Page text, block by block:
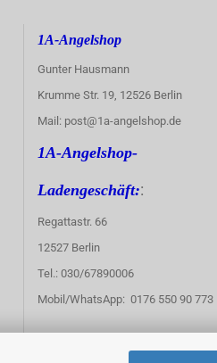
1A-Angelshop
Gunter Hausmann
Krumme Str. 19, 12526 Berlin
Mail: post@1a-angelshop.de
1A-Angelshop-
Ladengeschäft::
Regattastr. 66
12527 Berlin
Tel.: 030/67890006
Mobil/WhatsApp: 0176 550 90 773